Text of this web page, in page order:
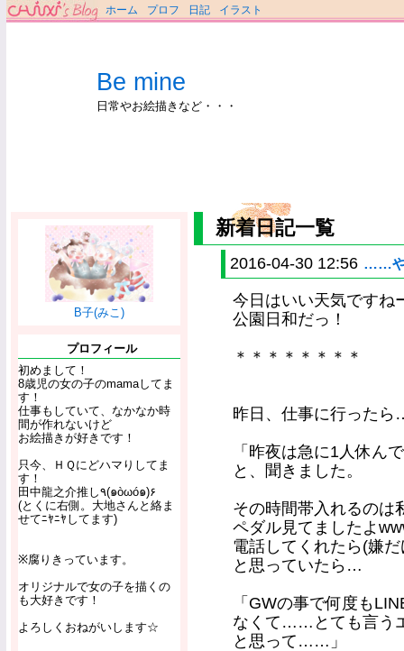
ホーム プロフ 日記 イラスト
Be mine
日常やお絵描きなど・・・
B子(みこ)
プロフィール
初めまして！
8歳児の女の子のmamaしてま
す！
仕事もしていて、なかなか時
間が作れないけど
お絵描きが好きです！
只今、ＨＱにどハマりしてま
す！
田中龍之介推し٩(๑òωó๑)۶
(とくに右側。大地さんと絡ま
せてﾆﾔﾆﾔしてます)
※腐りきっています。
オリジナルで女の子を描くの
も大好きです！
よろしくおねがいします☆
新着日記一覧
2016-04-30 12:56 ……や
今日はいい天気ですね
公園日和だっ！
＊＊＊＊＊＊＊＊
昨日、仕事に行った
「昨夜は急に1人休
と、聞きました。
その時間帯入れるのは
ペダル見てましたよ
電話してくれたら(嫌
と思っていたら…
「GWの事で何度も
なくて……とても言う
と思って……」